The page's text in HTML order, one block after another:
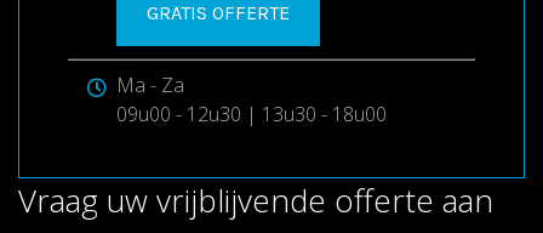
GRATIS OFFERTE
Ma - Za
09u00 - 12u30 | 13u30 - 18u00
Vraag uw vrijblijvende offerte aan